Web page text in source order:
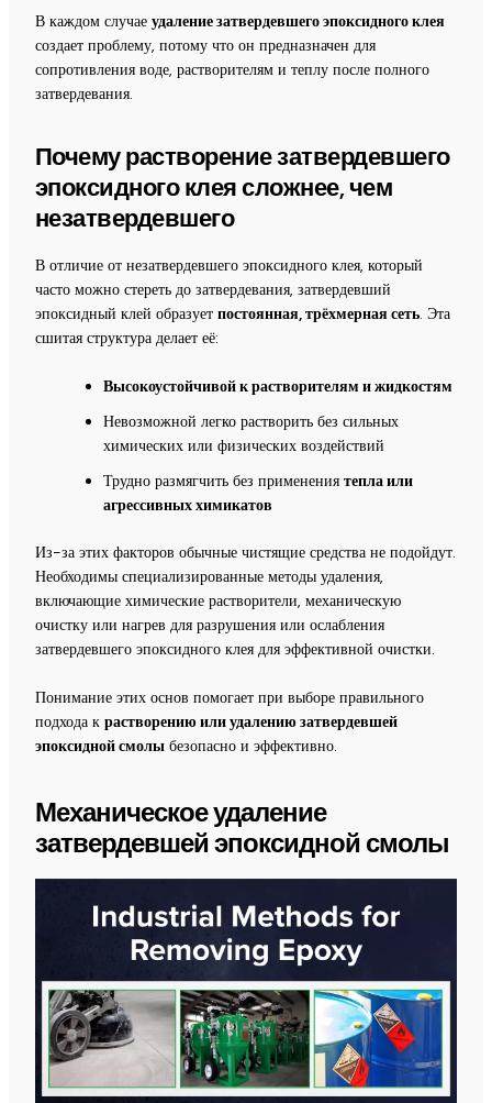
В каждом случае удаление затвердевшего эпоксидного клея
создает проблему, потому что он предназначен для
сопротивления воде, растворителям и теплу после полного
затвердевания.
Почему растворение затвердевшего
эпоксидного клея сложнее, чем
незатвердевшего
В отличие от незатвердевшего эпоксидного клея, который
часто можно стереть до затвердевания, затвердевший
эпоксидный клей образует постоянная, трёхмерная сеть. Эта
сшитая структура делает её:
Высокоустойчивой к растворителям и жидкостям
Невозможной легко растворить без сильных
химических или физических воздействий
Трудно размягчить без применения тепла или
агрессивных химикатов
Из-за этих факторов обычные чистящие средства не подойдут.
Необходимы специализированные методы удаления,
включающие химические растворители, механическую
очистку или нагрев для разрушения или ослабления
затвердевшего эпоксидного клея для эффективной очистки.
Понимание этих основ помогает при выборе правильного
подхода к растворению или удалению затвердевшей
эпоксидной смолыбезопасно и эффективно.
Механическое удаление
затвердевшей эпоксидной смолы